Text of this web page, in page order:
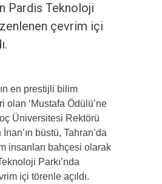
Pardis Teknoloji
çevrim içi
en prestijli bilim
olan ‘Mustafa Ödülü’ne
Üniversitesi Rektörü
büstü, Tahran’da
insanları bahçesi olarak
Parkı’nda
içi törenle açıldı.